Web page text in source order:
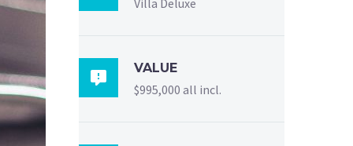
Villa Deluxe

VALUE
$995,000 all incl.